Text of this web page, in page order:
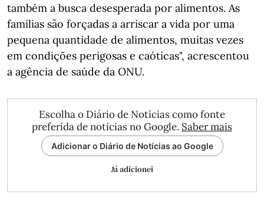
também a busca desesperada por alimentos. As
famílias são forçadas a arriscar a vida por uma
pequena quantidade de alimentos, muitas vezes
em condições perigosas e caóticas", acrescentou
a agência de saúde da ONU.
Escolha o Diário de Notícias como fonte
preferida de notícias no Google. Saber mais
Adicionar o Diário de Notícias ao Google
Já adicionei